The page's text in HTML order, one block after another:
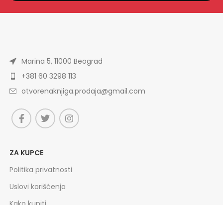
Marina 5, 11000 Beograd
+381 60 3298 113
otvorenaknjiga.prodaja@gmail.com
ZA KUPCE
Politika privatnosti
Uslovi korišćenja